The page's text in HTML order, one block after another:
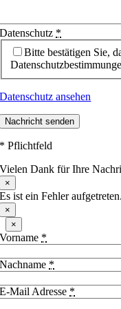
Datenschutz *
Bitte bestätigen Sie,
Datenschutz ansehen
Nachricht senden
* Pflichtfeld
Vielen Dank für Ihre
×
Es ist ein Fehler
×
×
Vorname *
Nachname *
E-Mail Adresse *